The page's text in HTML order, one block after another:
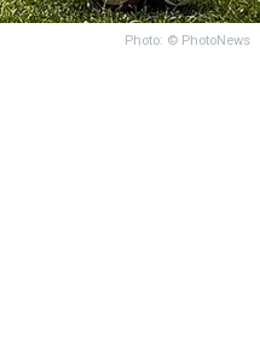
Photo: © PhotoNews